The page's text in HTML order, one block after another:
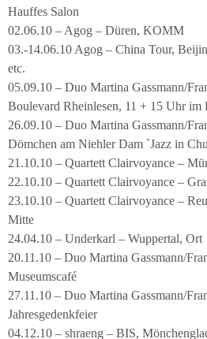
Hauffes Salon
02.06.10 – Agog – Düren, KOMM
03.-14.06.10 Agog – China Tour,
etc.
05.09.10 – Duo Martina Gassmann/
Boulevard Rheinlesen, 11 + 15 Uhr im
26.09.10 – Duo Martina Gassmann/
Dömchen am Niehler Dam `Jazz in
21.10.10 – Quartett Clairvoyance –
22.10.10 – Quartett Clairvoyance –
23.10.10 – Quartett Clairvoyance –
Mitte
24.04.10 – Underkarl – Wuppertal, Ort
20.11.10 – Duo Martina Gassmann/
Museumscafé
27.11.10 – Duo Martina Gassmann/
Jahresgedenkfeier
04.12.10 – shraeng – BIS,